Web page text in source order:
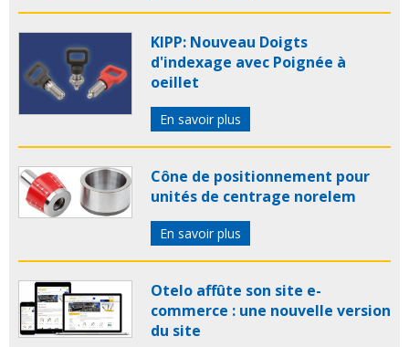
KIPP: Nouveau Doigts
d'indexage avec Poignée à
oeillet
En savoir plus
Cône de positionnement pour
unités de centrage norelem
En savoir plus
Otelo affûte son site e-
commerce : une nouvelle version
du site